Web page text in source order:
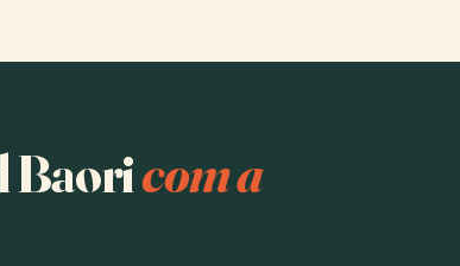
Baoricom a